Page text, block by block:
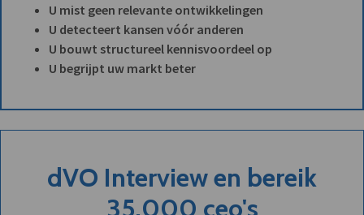
U mist geen relevante ontwikkelingen
U detecteert kansen vóór anderen
U bouwt structureel kennisvoordeel op
U begrijpt uw markt beter
dVO Interview en bereik
35.000 ceo's